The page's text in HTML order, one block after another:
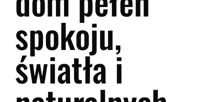
spokoju,
światła i